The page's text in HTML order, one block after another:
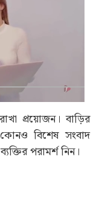
প্রয়োজন। বাড়ির
বিশেষ সংবাদ
পরামর্শ নিন।